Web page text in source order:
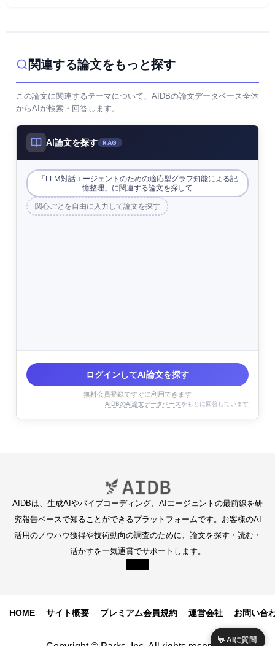
関連する論文をもっと探す
この論文に関連するテーマについて、AIDBの論文データベース全体
からAIが検索・回答します。
AI論文を探す RAG
「LLM対話エージェントのための適応型グラフ知能による記
憶整理」に関連する論文を探して
関心ごとを自由に入力して論文を探す
ログインしてAI論文を探す
無料会員登録ですぐに利用できます
AIDBのAI論文データベース をもとに回答しています
AIDBは、生成AIやバイブコーディング、AIエージェントの最前線を研
究報告ベースで知ることができるプラットフォームです。お客様のAI
活用のノウハウ獲得や技術動向の調査のために、論文を探す・読む・
活かすを一気通貫でサポートします。
HOME サイト概要 プレミアム会員規約 運営会社 お問い合
💬AIに質問